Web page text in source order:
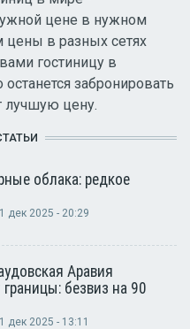
цене в нужном
цены в разных сетях
гостиницу в
забронировать
лучшую цену.
облака: редкое
дек 2025 - 20:29
Аравия
безвиз на 90
дек 2025 - 13:11